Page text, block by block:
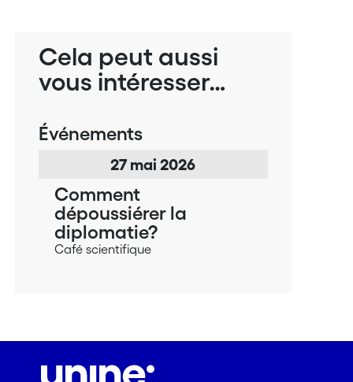
Cela peut aussi
vous intéresser…
Événements
27 mai 2026
Comment
dépoussiérer la
diplomatie?
Café scientifique